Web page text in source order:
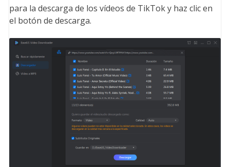
para la descarga de los vídeos de TikTok y haz clic en
el botón de descarga.